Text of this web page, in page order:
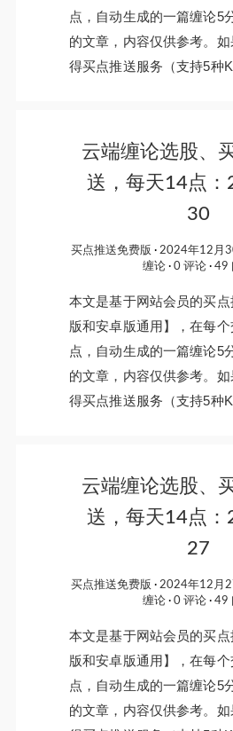
点，自动生成的一篇缠论5
的文章，内容仅供参考。
得买点推送服务（支持5种
云端缠论选股、
送，每天14点
30
买点推送免费版 2024年12月
缠论
0 评论 49
本文是基于网站会员的买
版和安卓版通用】，在每
点，自动生成的一篇缠论5
的文章，内容仅供参考。
得买点推送服务（支持5种
云端缠论选股、
送，每天14点
27
买点推送免费版 2024年12月
缠论
0 评论 49
本文是基于网站会员的买
版和安卓版通用】，在每
点，自动生成的一篇缠论5
的文章，内容仅供参考。